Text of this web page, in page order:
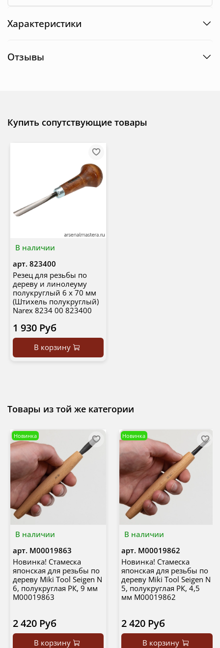
Характеристики
Отзывы
Купить сопутствующие товары
В наличии
арт. 823400
Резец для резьбы по
дереву и линолеуму
полукруглый 6 х 70 мм
(Штихель полукруглый)
Narex 8234 00 823400
1 930 Руб
В корзину
Товары из той же категории
В наличии
Новинка
арт. М00019863
Новинка! Стамеска
японская для резьбы по
дереву Miki Tool Seigen N
6, полукруглая РК, 9 мм
М00019863
2 420 Руб
В корзину
В наличии
Новинка
арт. М00019862
Новинка! Стамеска
японская для резьбы по
дереву Miki Tool Seigen N
5, полукруглая РК, 4,5
мм М00019862
2 420 Руб
В корзину